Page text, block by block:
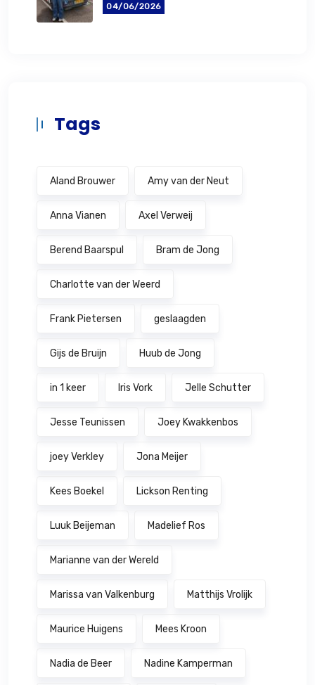
04/06/2026
Tags
Aland Brouwer Amy van der Neut
Anna Vianen Axel Verweij
Berend Baarspul Bram de Jong
Charlotte van der Weerd
Frank Pietersen geslaagden
Gijs de Bruijn Huub de Jong
in 1 keer Iris Vork Jelle Schutter
Jesse Teunissen Joey Kwakkenbos
joey Verkley Jona Meijer
Kees Boekel Lickson Renting
Luuk Beijeman Madelief Ros
Marianne van der Wereld
Marissa van Valkenburg Matthijs Vrolijk
Maurice Huigens Mees Kroon
Nadia de Beer Nadine Kamperman